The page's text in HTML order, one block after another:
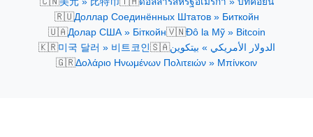
🇷🇺Доллар Соединённых Штатов » Биткойн
🇺🇦Долар США » Біткойн🇻🇳Đô la Mỹ » Bitcoin
🇰🇷미국 달러 » 비트코인 🇸🇦الدولار الأمريكي » بيتكوين
🇬🇷Δολάριο Ηνωμένων Πολιτειών » Μπίνκοιν